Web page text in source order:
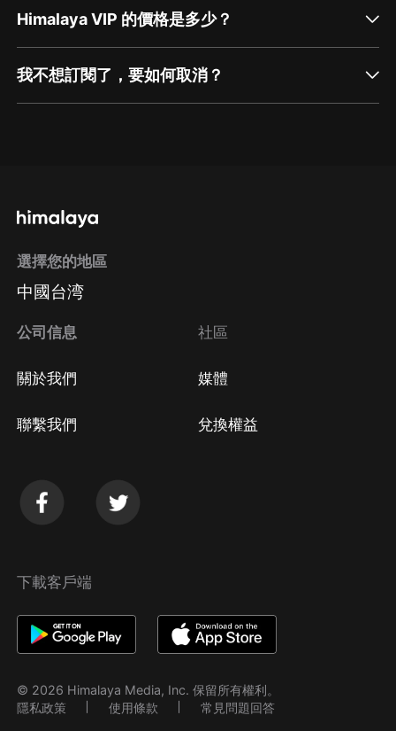
Himalaya VIP 的價格是多少？
我不想訂閱了，要如何取消？
方法 Google Play取消訂閱方法
選擇您的地區
中國台湾
公司信息
關於我們
聯繫我們
社區
媒體
兌換權益
下載客戶端
© 2026 Himalaya Media, Inc. 保留所有權利。
隱私政策
使用條款 常見問題回答